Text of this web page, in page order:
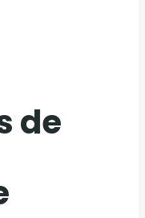
de